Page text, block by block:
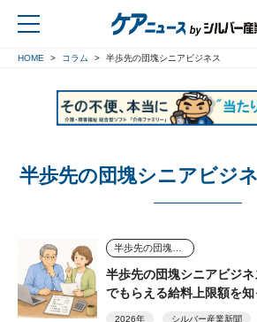
HOME コラム 半歩先の団塊シニアビジネス
半歩先の団塊シニアビジ
半歩先の団塊シニアビジ
でもらえる給料上限額を知
2026年 シルバー産業新聞